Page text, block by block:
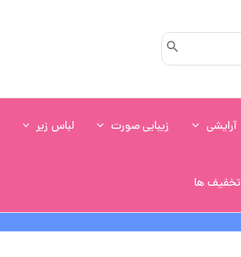
آرایشی زیبایی صورت لباس زیر
تخفیف ها